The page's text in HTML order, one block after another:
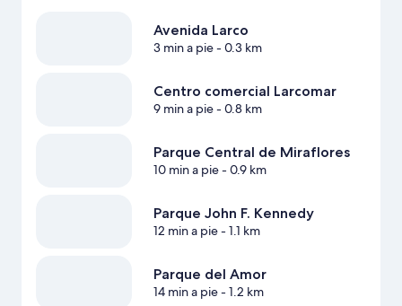
Avenida Larco
3 min a pie- 0.3 km
Centro comercial Larcomar
9 min a pie- 0.8 km
Parque Central de Miraflores
10 min a pie- 0.9 km
Parque John F. Kennedy
12 min a pie- 1.1 km
Parque del Amor
14 min a pie- 1.2 km